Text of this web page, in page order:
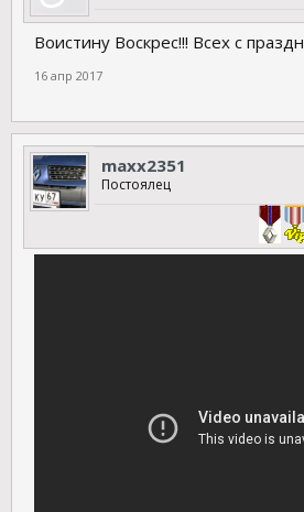
Воистину Воскрес!!! Всех с
16 апр 2017
maxx2351
Постоялец